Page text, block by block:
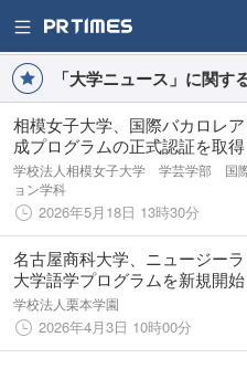
「大学ニュース」に関
相模女子大学、国際バカロレ
成プログラムの正式認証を取得
学校法人相模女子大学 学芸学部 国
ョン学科
2026年5月18日 13時30分
名古屋商科大学、ニュージー
大学語学プログラムを新規開始
学校法人栗本学園
2026年4月3日 10時00分